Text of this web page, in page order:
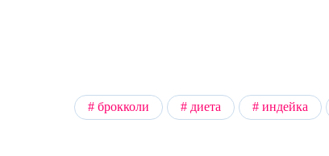
брокколи диета индейка